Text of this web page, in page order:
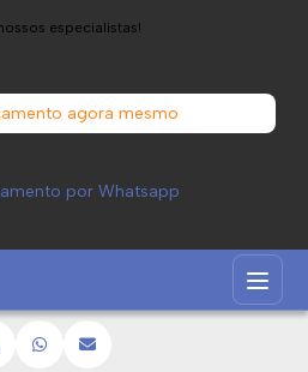
especialistas!
agora mesmo
por Whatsapp